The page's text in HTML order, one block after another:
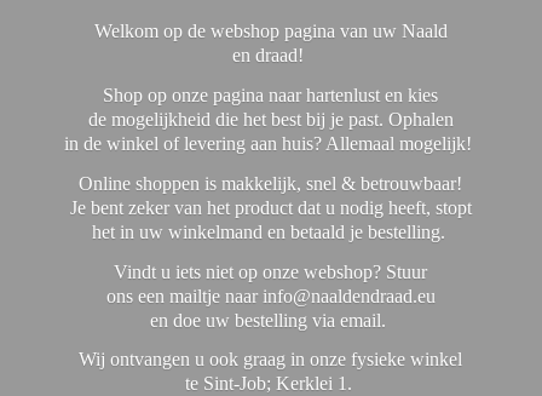
Welkom op de webshop pagina van uw Naald
en draad!
Shop op onze pagina naar hartenlust en kies
de mogelijkheid die het best bij je past. Ophalen
in de winkel of levering aan huis? Allemaal mogelijk!
Online shoppen is makkelijk, snel & betrouwbaar!
Je bent zeker van het product dat u nodig heeft, stopt
het in uw winkelmand en betaald je bestelling.
Vindt u iets niet op onze webshop? Stuur
ons een mailtje naar info@naaldendraad.eu
en doe uw bestelling via email.
Wij ontvangen u ook graag in onze fysieke winkel
te Sint-Job; Kerklei 1.